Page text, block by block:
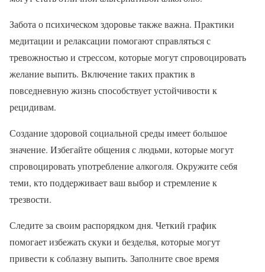
Забота о психическом здоровье также важна. Практики
медитации и релаксации помогают справляться с
тревожностью и стрессом, которые могут спровоцировать
желание выпить. Включение таких практик в
повседневную жизнь способствует устойчивости к
рецидивам.
Создание здоровой социальной среды имеет большое
значение. Избегайте общения с людьми, которые могут
спровоцировать употребление алкоголя. Окружите себя
теми, кто поддерживает ваш выбор и стремление к
трезвости.
Следите за своим распорядком дня. Четкий график
помогает избежать скуки и безделья, которые могут
привести к соблазну выпить. Заполните свое время